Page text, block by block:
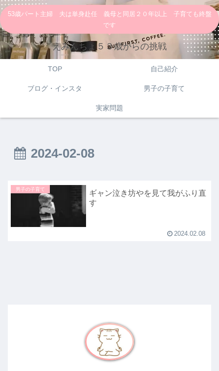
53歳パート主婦 夫は単身赴任 義母と同居２０年以上 子育ても終盤
です
えみんちょ５３歳からの挑戦
TOP 自己紹介
ブログ・インスタ 男子の子育て
実家問題
2024-02-08
男子の子育て
ギャン泣き坊やを見て我がふり直
す
2024.02.08